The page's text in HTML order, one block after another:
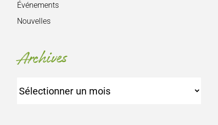
Événements
Nouvelles
Archives